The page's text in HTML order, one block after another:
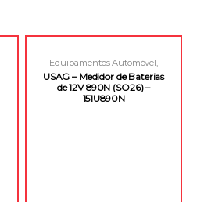
Equipamentos Automóvel
Equipamentos e Acessórios
USAG – Medidor de Baterias
de 12V 890N (SO26) –
151U890N